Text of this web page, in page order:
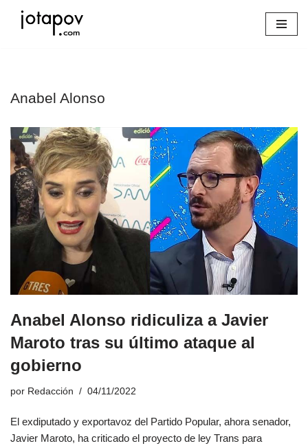
Anabel Alonso
Anabel Alonso ridiculiza a Javier
Maroto tras su último ataque al
gobierno
por Redacción 04/11/2022
El exdiputado y exportavoz del Partido Popular, ahora senador,
Javier Maroto, ha criticado el proyecto de ley Trans para